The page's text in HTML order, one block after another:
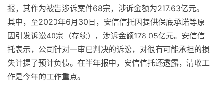
报，其作为被告涉诉案件68宗，涉诉金额为217.63亿元。
其中，至2020年6月30日，安信信托因提供保底承诺等原
因引发诉讼40宗（存续），涉诉金额178.05亿元。安信信
托表示，公司针对一审已判决的诉讼，对很有可能承担的损
失计提了预计负债。在半年报中，安信信托还透露，清收工
作是今年的工作重点。